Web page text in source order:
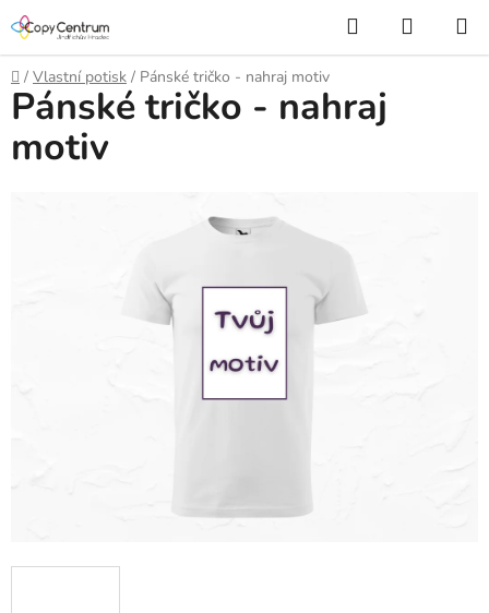
Přejít
na
obsah
Hledat
KOŠÍK
Domů
/ Vlastní potisk / Pánské tričko - nahraj motiv
Pánské tričko - nahraj
motiv